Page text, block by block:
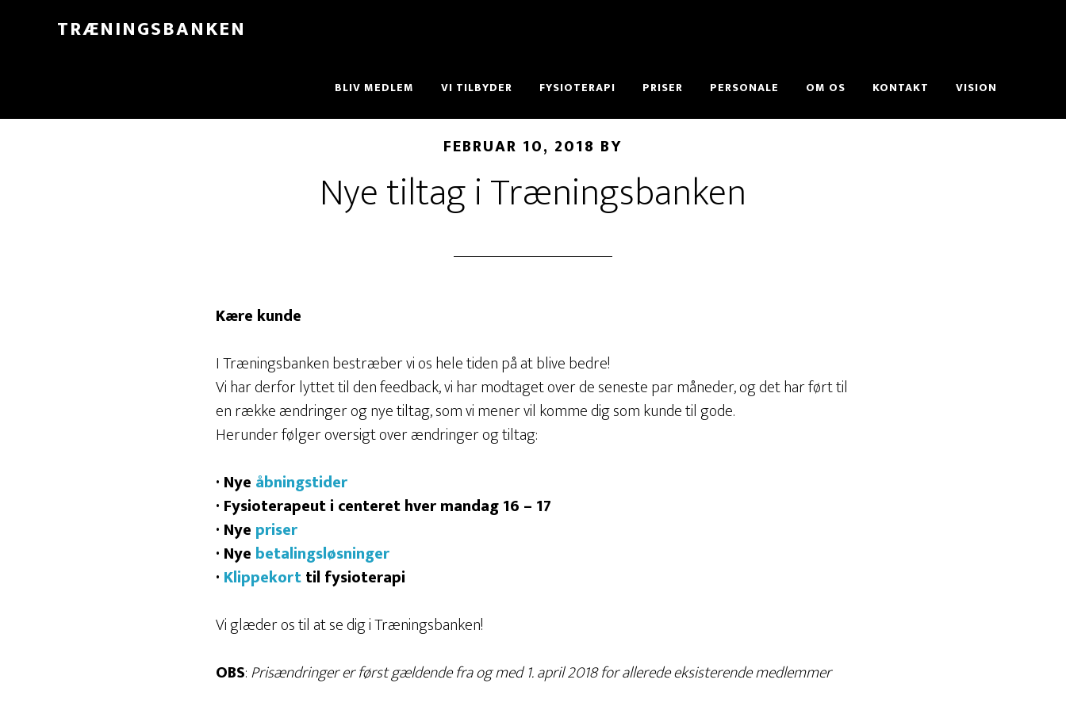
TRÆNINGSBANKEN
BLIV MEDLEM VI TILBYDER FYSIOTERAPI PRISER PERSONALE OM OS KONTAKT VISION
FEBRUAR 10, 2018 BY
Nye tiltag i Træningsbanken
Kære kunde
I Træningsbanken bestræber vi os hele tiden på at blive bedre!
Vi har derfor lyttet til den feedback, vi har modtaget over de seneste par måneder, og det har ført til
en række ændringer og nye tiltag, som vi mener vil komme dig som kunde til gode.
Herunder følger oversigt over ændringer og tiltag:
· Nye åbningstider
· Fysioterapeut i centeret hver mandag 16 – 17
· Nye priser
· Nye betalingsløsninger
· Klippekorttil fysioterapi
Vi glæder os til at se dig i Træningsbanken!
OBS:Prisændringer er først gældende fra og med 1. april 2018 for allerede eksisterende medlemmer